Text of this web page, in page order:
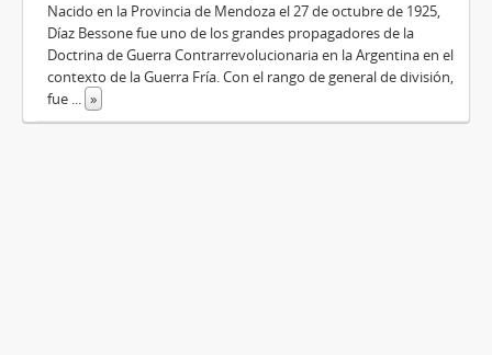
Nacido en la Provincia de Mendoza el 27 de octubre de 1925,
Díaz Bessone fue uno de los grandes propagadores de la
Doctrina de Guerra Contrarrevolucionaria en la Argentina en el
contexto de la Guerra Fría. Con el rango de general de división,
fue ... »